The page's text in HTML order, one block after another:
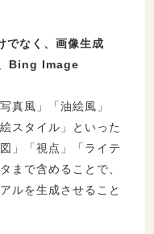
でなく、画像生成
Bing Image
真風」「油絵風」
スタイル」といった
」「視点」「ライテ
まで含めることで、
ルを生成させること